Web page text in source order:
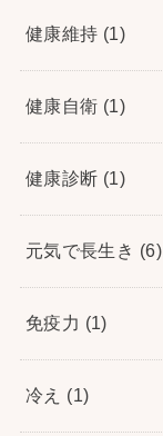
健康維持 (1)
健康自衛 (1)
健康診断 (1)
元気で長生き (6)
免疫力 (1)
冷え (1)